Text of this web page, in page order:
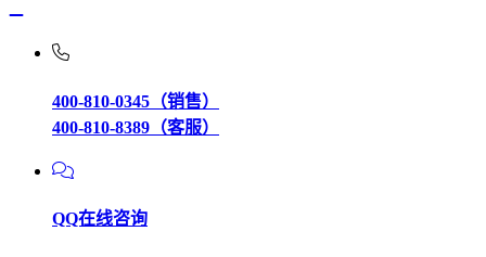
400-810-0345（销售）
400-810-8389（客服）
QQ在线咨询